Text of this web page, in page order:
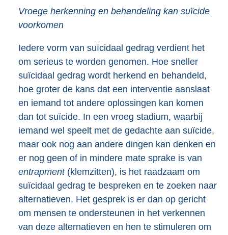
Vroege herkenning en behandeling kan suïcide
voorkomen
Iedere vorm van suïcidaal gedrag verdient het
om serieus te worden genomen. Hoe sneller
suïcidaal gedrag wordt herkend en behandeld,
hoe groter de kans dat een interventie aanslaat
en iemand tot andere oplossingen kan komen
dan tot suïcide. In een vroeg stadium, waarbij
iemand wel speelt met de gedachte aan suïcide,
maar ook nog aan andere dingen kan denken en
er nog geen of in mindere mate sprake is van
entrapment(klemzitten), is het raadzaam om
suïcidaal gedrag te bespreken en te zoeken naar
alternatieven. Het gesprek is er dan op gericht
om mensen te ondersteunen in het verkennen
van deze alternatieven en hen te stimuleren om